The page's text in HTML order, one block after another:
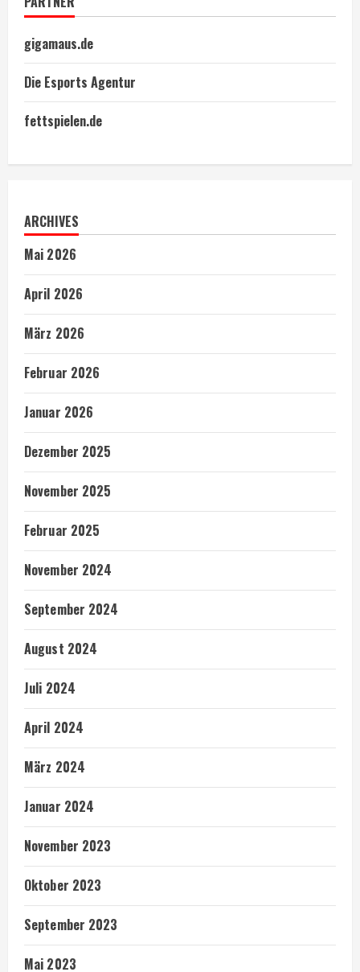
gigamaus.de
Die Esports Agentur
fettspielen.de
ARCHIVES
Mai 2026
April 2026
März 2026
Februar 2026
Januar 2026
Dezember 2025
November 2025
Februar 2025
November 2024
September 2024
August 2024
Juli 2024
April 2024
März 2024
Januar 2024
November 2023
Oktober 2023
September 2023
Mai 2023